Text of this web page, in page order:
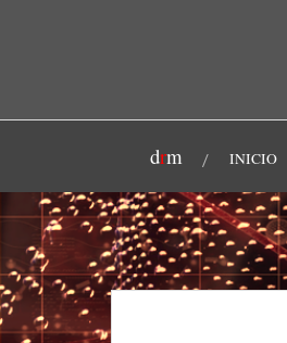
drm INICIO